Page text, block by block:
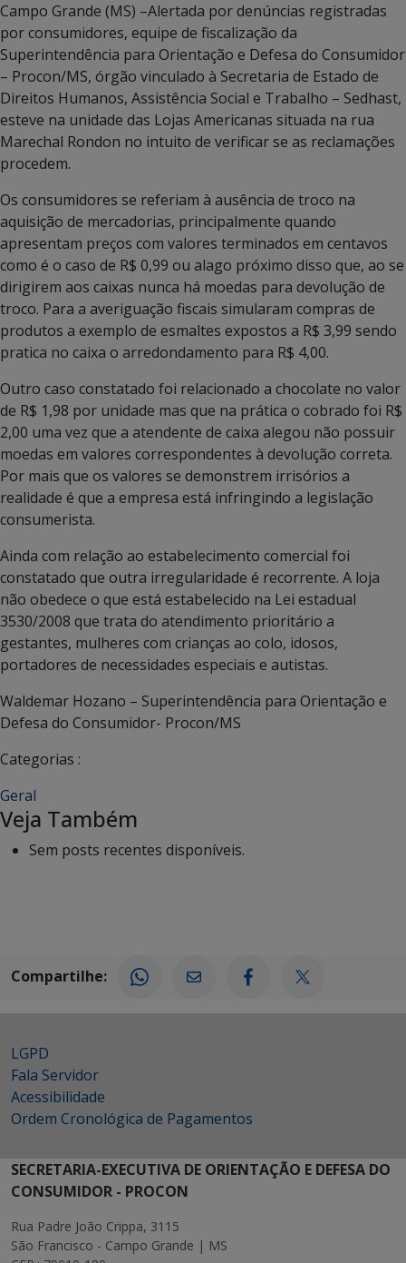
Campo Grande (MS) –Alertada por denúncias registradas
por consumidores, equipe de fiscalização da
Superintendência para Orientação e Defesa do Consumidor
– Procon/MS, órgão vinculado à Secretaria de Estado de
Direitos Humanos, Assistência Social e Trabalho – Sedhast,
esteve na unidade das Lojas Americanas situada na rua
Marechal Rondon no intuito de verificar se as reclamações
procedem.
Os consumidores se referiam à ausência de troco na
aquisição de mercadorias, principalmente quando
apresentam preços com valores terminados em centavos
como é o caso de R$ 0,99 ou alago próximo disso que, ao se
dirigirem aos caixas nunca há moedas para devolução de
troco. Para a averiguação fiscais simularam compras de
produtos a exemplo de esmaltes expostos a R$ 3,99 sendo
pratica no caixa o arredondamento para R$ 4,00.
Outro caso constatado foi relacionado a chocolate no valor
de R$ 1,98 por unidade mas que na prática o cobrado foi R$
2,00 uma vez que a atendente de caixa alegou não possuir
moedas em valores correspondentes à devolução correta.
Por mais que os valores se demonstrem irrisórios a
realidade é que a empresa está infringindo a legislação
consumerista.
Ainda com relação ao estabelecimento comercial foi
constatado que outra irregularidade é recorrente. A loja
não obedece o que está estabelecido na Lei estadual
3530/2008 que trata do atendimento prioritário a
gestantes, mulheres com crianças ao colo, idosos,
portadores de necessidades especiais e autistas.
Waldemar Hozano – Superintendência para Orientação e
Defesa do Consumidor- Procon/MS
Categorias :
Geral
Veja Também
Sem posts recentes disponíveis.
Compartilhe:
LGPD
Fala Servidor
Acessibilidade
Ordem Cronológica de Pagamentos
SECRETARIA-EXECUTIVA DE ORIENTAÇÃO E DEFESA DO
CONSUMIDOR - PROCON
Rua Padre João Crippa, 3115
São Francisco - Campo Grande | MS